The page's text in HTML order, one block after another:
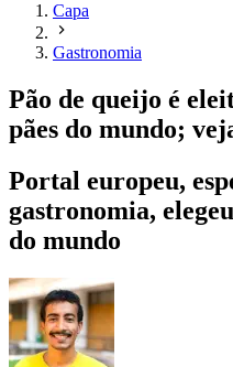
Capa
Gastronomia
Pão de queijo é
pães do mundo;
Portal europeu,
gastronomia,
do mundo